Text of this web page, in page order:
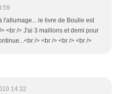
l'allumage... le livre de Boulie est
<br /> J'ai 3 maillons et demi pour
/> <br /> <br /> <br />
14:32